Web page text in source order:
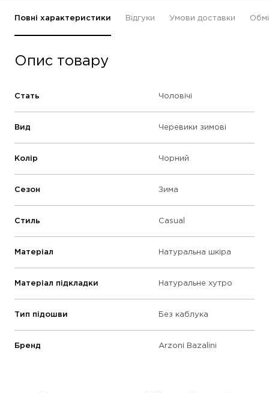
Повні характеристики Відгуки Умови доставки
Опис товару
Стать Чоловічі
Вид Черевики зимові
Колір Чорний
Сезон Зима
Стиль Casual
Матеріал Натуральна шкіра
Матеріал підкладки Натуральне хутро
Тип підошви Без каблука
Бренд Arzoni Bazalini